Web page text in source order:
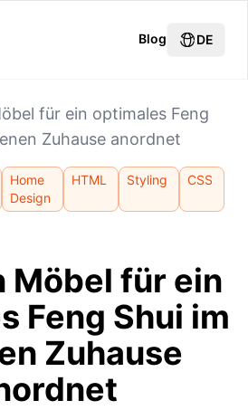
Blog DE
für ein optimales Feng
Zuhause anordnet
Home
Design
HTML Styling CSS
Möbel für ein
Feng Shui im
Zuhause